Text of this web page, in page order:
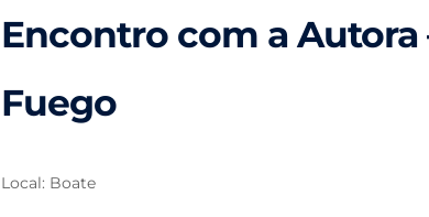
Encontro com a Autora
Fuego
Local: Boate